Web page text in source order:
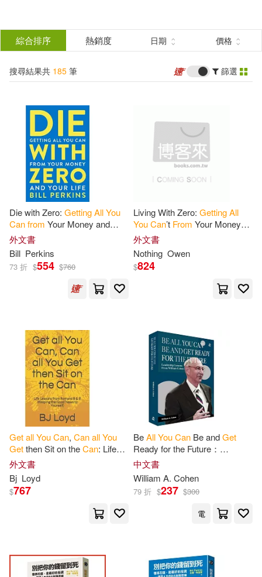
結
分類 (單選)
所有商品(185) 圖書(15)
影音(169)
作者 (可複選)
Bill(5) Perkins(5)
Brault(3) Samuel(3)
比爾‧柏金斯(3)
blications(1)
Inc.(1)
Nothing(1)
Swiac(1)
William A. Cohen(1)
展開
出版社 (可複選)
SONY MUSIC(57)
Universal(48)
warner music(16) Ingram(10)
博樂伯樂(10) 音樂之橋(6)
Membran(4)
Rhino(3) 滾石(3)
展開
配送方式
可海外宅配(181)
綜合排序 熱銷度 日期 價格
搜尋結果共 185 筆 篩選
Die with Zero: GettingAllYou
Canfrom Your Money and
Your Life
外文書
Bill Perkins
73 折 $554 $760
Living With Zero: GettingAll
YouCan’t From Your Money
And Your Life
外文書
Nothing Owen
$824
GetallYouCan, CanallYou
Getthen Sit on theCan: Life
Lessons
(Keeping the Good News to
Yourself)
外文書
Bj Loyd
$767
BeAllYouCan Be andGet
Ready for the Future：
Leadership Lessons
William Cohen
中文書
William A. Cohen
79 折 $237 $300
電